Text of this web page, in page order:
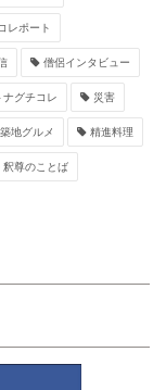
レポート
僧侶インタビュー
ナグチコレ 災害
築地グルメ 精進料理
釈尊のことば